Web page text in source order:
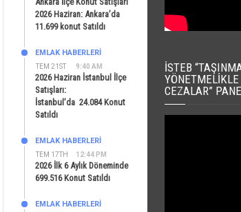
2026 Haziran: Ankara’da
11.699 konut Satıldı
TEM 21ST 9:40 AM
EMLAK HABERLERI
2026 Haziran İstanbul İlçe
Satışları:
İstanbul’da 24.084 Konut
Satıldı
TEM 17TH 12:44 PM
EMLAK HABERLERI
2026 İlk 6 Aylık Döneminde
699.516 Konut Satıldı
EMLAK HABERLERI
İSTEB
CEZALAR”